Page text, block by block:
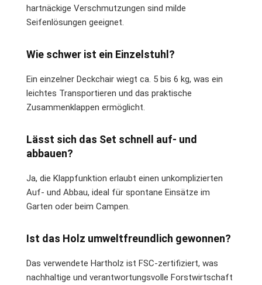
hartnäckige Verschmutzungen sind milde
Seifenlösungen geeignet.
Wie schwer ist ein Einzelstuhl?
Ein einzelner Deckchair wiegt ca. 5 bis 6 kg, was ein
leichtes Transportieren und das praktische
Zusammenklappen ermöglicht.
Lässt sich das Set schnell auf- und
abbauen?
Ja, die Klappfunktion erlaubt einen unkomplizierten
Auf- und Abbau, ideal für spontane Einsätze im
Garten oder beim Campen.
Ist das Holz umweltfreundlich gewonnen?
Das verwendete Hartholz ist FSC-zertifiziert, was
nachhaltige und verantwortungsvolle Forstwirtschaft